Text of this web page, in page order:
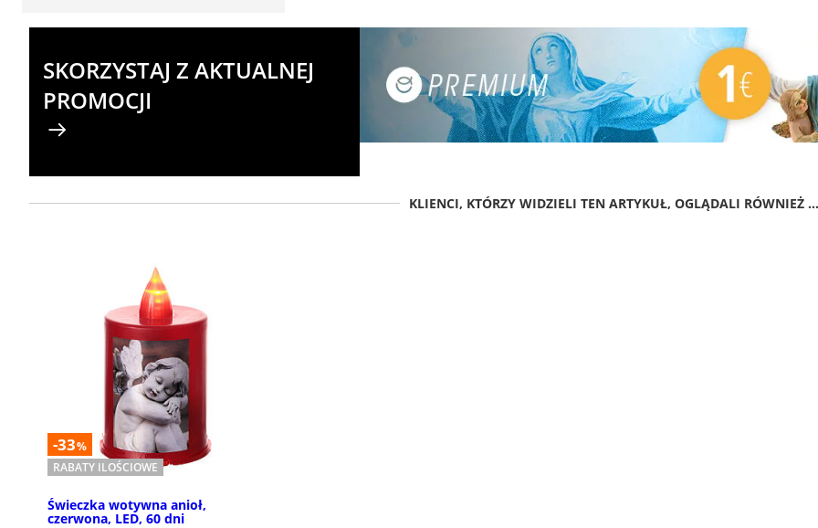
SKORZYSTAJ Z AKTUALNEJ
PROMOCJI
KLIENCI, KTÓRZY WIDZIELI TEN ARTYKUŁ, OGLĄDALI RÓWNIEŻ ...
-33%
RABATY ILOŚCIOWE
Świeczka wotywna anioł,
czerwona, LED, 60 dni